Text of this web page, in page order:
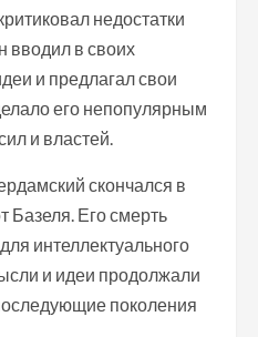
недостатки
вводил в своих
и предлагал свои
его непопулярным
и властей.
скончался в
Базеля. Его смерть
интеллектуального
и идеи продолжали
поколения